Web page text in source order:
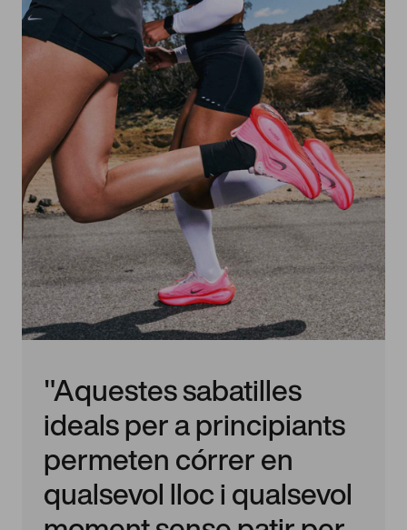
"Aquestes sabatilles
ideals per a principiants
permeten córrer en
qualsevol lloc i qualsevol